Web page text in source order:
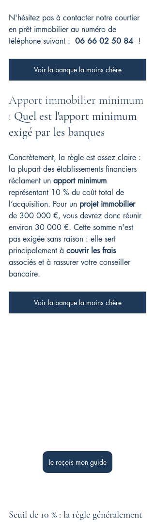
N'hésitez pas à contacter notre courtier
en prêt immobilier au numéro de
téléphone suivant : 06 66 02 50 84 !
Voir la banque la moins chère
Apport immobilier minimum
: Quel est l'apport minimum
exigé par les banques
Concrètement, la règle est assez claire :
la plupart des établissements financiers
réclament un apport minimum
représentant 10 % du coût total de
l’acquisition. Pour un projet immobilier
de 300 000 €, vous devrez donc réunir
environ 30 000 €. Cette somme n'est
pas exigée sans raison : elle sert
principalement à couvrir les frais
associés et à rassurer votre conseiller
bancaire.
Voir la banque la moins chère
Je reçois mon guide
Seuil de 10 % : la règle généralement